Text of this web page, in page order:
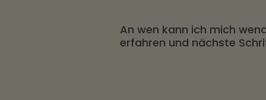
kann dies zum Beispiel
Vorgesetztenverhalten
An wen kann ich mich
erfahren und nächste